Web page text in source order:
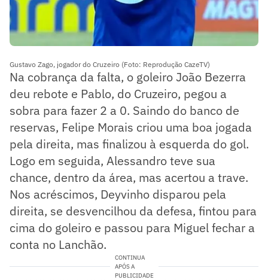
Gustavo Zago, jogador do Cruzeiro (Foto: Reprodução CazeTV)
Na cobrança da falta, o goleiro João Bezerra
deu rebote e Pablo, do Cruzeiro, pegou a
sobra para fazer 2 a 0. Saindo do banco de
reservas, Felipe Morais criou uma boa jogada
pela direita, mas finalizou à esquerda do gol.
Logo em seguida, Alessandro teve sua
chance, dentro da área, mas acertou a trave.
Nos acréscimos, Deyvinho disparou pela
direita, se desvencilhou da defesa, fintou para
cima do goleiro e passou para Miguel fechar a
conta no Lanchão.
CONTINUA
APÓS A
PUBLICIDADE